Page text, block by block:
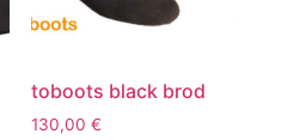
toboots black brod
130,00 €